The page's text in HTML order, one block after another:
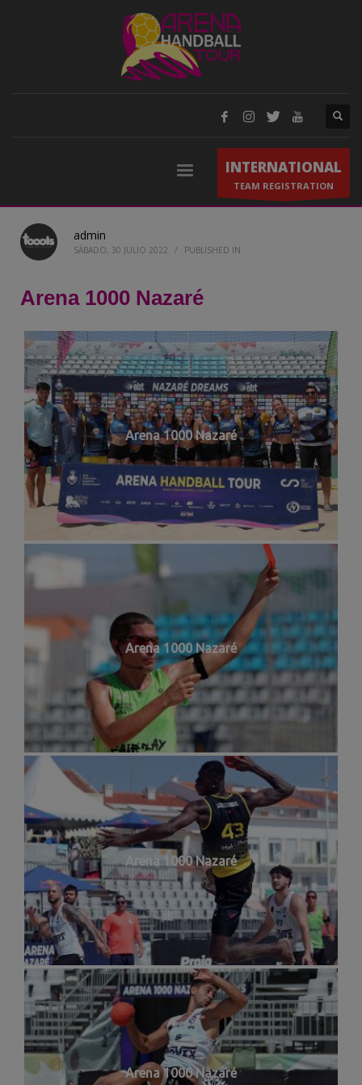
INTERNATIONAL
TEAM REGISTRATION
admin
SÁBADO, 30 JULIO 2022 / PUBLISHED IN
Arena 1000 Nazaré
Arena 1000 Nazaré
Arena 1000 Nazaré
Arena 1000 Nazaré
Arena 1000 Nazaré